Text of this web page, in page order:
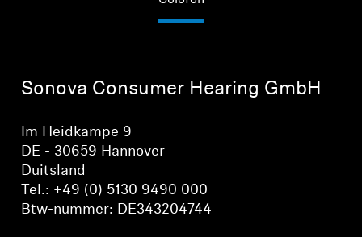
Koptelefoononderdelen en accessoires
Hearing
Gehoor per categorie
TV-koptelefoons voor gehoorondersteuning
Sonova Consumer Hearing GmbH
Im Heidkampe 9
DE - 30659 Hannover
Duitsland
Tel.: +49 (0) 5130 9490 000
Btw-nummer: DE343204744